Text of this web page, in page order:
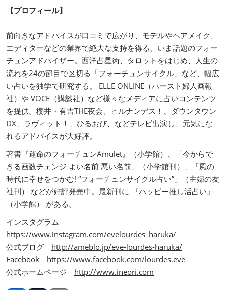
【プロフィール】
前向きなアドバイスが口コミで広がり、モデルやヘアメイク、
エディターなどの業界で絶大な支持を得る、いま話題のフォー
チュンアドバイザー。西洋占星術、タロットをはじめ、人生の
流れを24の節目で区切る「フォーチュンサイクル」など、幅広
い占いを独学で研究する。 ELLE ONLINE（ハースト婦人画報
社）や VOCE（講談社）など様々なメディアに占いコンテンツ
を提供。櫻井・有吉THE夜会、ヒルナンデス！、ダウンタウン
DX、ラヴィット！、ひるおび、などテレビ出演し、元気にな
れるアドバイスが大好評。
著書『運命のフォーチュンAmulet』（小学館）、「今からで
きる画数チェンジ よい名前 悪い名前」（小学館刊）、「風の
時代に幸せをつかむ! “フォーチュンサイクル占い”」（主婦の友
社刊） などが好評発売中。最新刊に 『ハッピー推し活占い』
（小学館） がある。
インスタグラム
https://www.instagram.com/evelourdes_haruka/
公式ブログ http://ameblo.jp/eve-lourdes-haruka/
Facebook https://www.facebook.com/lourdes.eve
公式ホームページ http://www.ineori.com